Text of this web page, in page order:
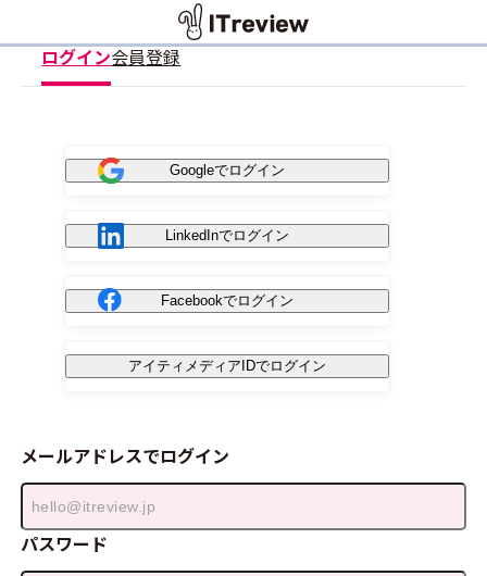
ログイン会員登録
Googleでログイン
LinkedInでログイン
Facebookでログイン
アイティメディアIDでログイン
メールアドレスでログイン
パスワード